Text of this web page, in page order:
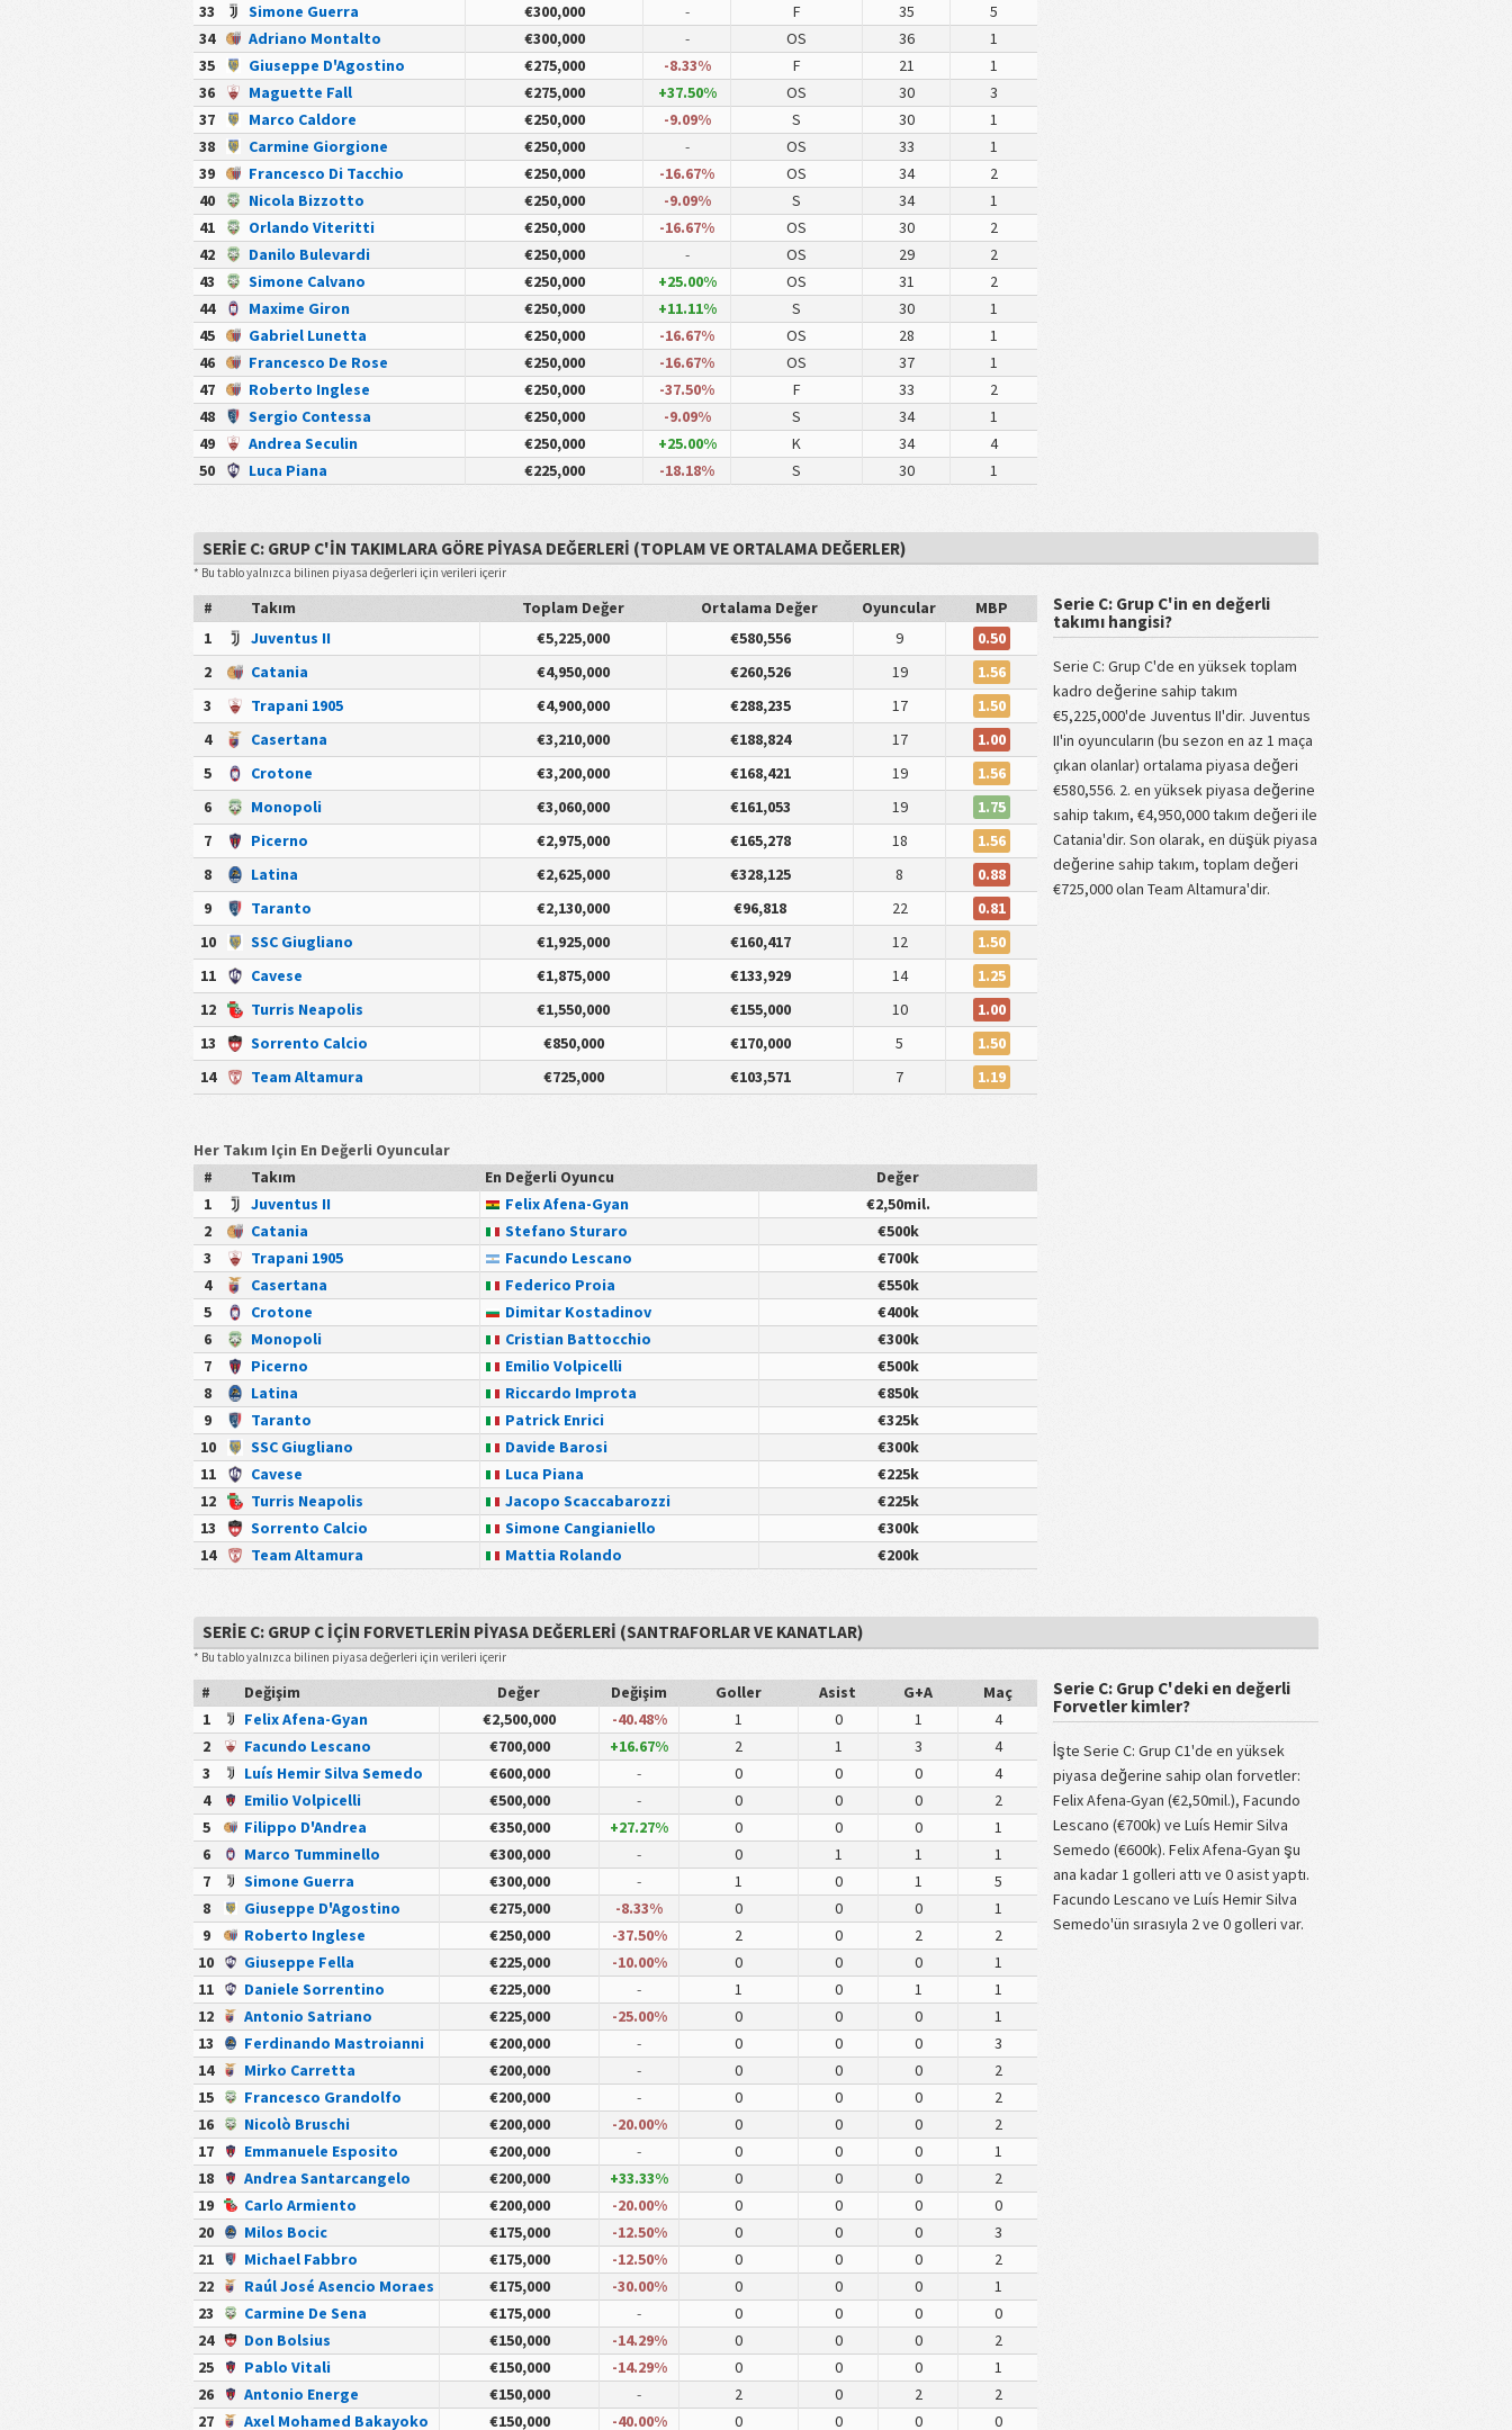
33
Simone Guerra €300,000 - F 35
5
34
Adriano Montalto €300,000 - OS 36
1
35
Giuseppe D'Agostino €275,000 -8.33% F 21
1
36
Maguette Fall €275,000 +37.50% OS 30
3
37
Marco Caldore €250,000 -9.09% S 30
1
38
Carmine Giorgione €250,000 - OS 33
1
39
Francesco Di Tacchio €250,000 -16.67% OS 34
2
40
Nicola Bizzotto €250,000 -9.09% S 34
1
41
Orlando Viteritti €250,000 -16.67% OS 30
2
42
Danilo Bulevardi €250,000 - OS 29
2
43
Simone Calvano €250,000 +25.00% OS 31
2
44
Maxime Giron €250,000 +11.11% S 30
1
45
Gabriel Lunetta €250,000 -16.67% OS 28
1
46
Francesco De Rose €250,000 -16.67% OS 37
1
47
Roberto Inglese €250,000 -37.50% F 33
2
48
Sergio Contessa €250,000 -9.09% S 34
1
49
Andrea Seculin €250,000 +25.00% K 34
4
50
Luca Piana €225,000 -18.18% S 30 1
SERIE C: GRUP C'IN TAKIMLARA GÖRE PIYASA DEĞERLERI (TOPLAM VE ORTALAMA DEĞERLER)
* Bu tablo yalnızca bilinen piyasa değerleri için verileri içerir
# Takım Toplam Değer Ortalama Değer Oyuncular
MBP
1
Juventus II €5,225,000 €580,556 9
0.50
2
Catania €4,950,000 €260,526 19
1.56
3
Trapani 1905 €4,900,000 €288,235 17
1.50
4
Casertana €3,210,000 €188,824 17
1.00
5
Crotone €3,200,000 €168,421 19
1.56
6
Monopoli €3,060,000 €161,053 19
1.75
7
Picerno €2,975,000 €165,278 18
1.56
8
Latina €2,625,000 €328,125 8
0.88
9
Taranto €2,130,000 €96,818 22
0.81
10
SSC Giugliano €1,925,000 €160,417 12
1.50
11
Cavese €1,875,000 €133,929 14
1.25
12
Turris Neapolis €1,550,000 €155,000 10
1.00
13
Sorrento Calcio €850,000 €170,000 5
1.50
14
Team Altamura €725,000 €103,571 7 1.19
Her Takım Için En Değerli Oyuncular
#
Takım En Değerli Oyuncu
Değer
1
Juventus II Felix Afena-Gyan
€2,50mil.
2
Catania Stefano Sturaro
€500k
3
Trapani 1905 Facundo Lescano
€700k
4
Casertana Federico Proia
€550k
5
Crotone Dimitar Kostadinov
€400k
6
Monopoli Cristian Battocchio
€300k
7
Picerno Emilio Volpicelli
€500k
8
Latina Riccardo Improta
€850k
9
Taranto Patrick Enrici
€325k
10
SSC Giugliano Davide Barosi
€300k
11
Cavese Luca Piana
€225k
12
Turris Neapolis Jacopo Scaccabarozzi
€225k
13
Sorrento Calcio Simone Cangianiello
€300k
14
Team Altamura Mattia Rolando €200k
Serie C: Grup C'in en değerli
takımı hangisi?
Serie C: Grup C'de en yüksek toplam
kadro değerine sahip takım
€5,225,000'de Juventus II'dir. Juventus
II'in oyuncuların (bu sezon en az 1 maça
çıkan olanlar) ortalama piyasa değeri
€580,556. 2. en yüksek piyasa değerine
sahip takım, €4,950,000 takım değeri ile
Catania'dir. Son olarak, en düşük piyasa
değerine sahip takım, toplam değeri
€725,000 olan Team Altamura'dir.
SERIE C: GRUP C IÇIN FORVETLERIN PIYASA DEĞERLERI (SANTRAFORLAR VE KANATLAR)
* Bu tablo yalnızca bilinen piyasa değerleri için verileri içerir
# Değişim Değer Değişim Goller Asist G+A
Maç
1
Felix Afena-Gyan €2,500,000 -40.48% 1 0 1
4
2
Facundo Lescano €700,000 +16.67% 2 1 3
4
3
Luís Hemir Silva Semedo €600,000 - 0 0 0
4
4
Emilio Volpicelli €500,000 - 0 0 0
2
5
Filippo D'Andrea €350,000 +27.27% 0 0 0
1
6
Marco Tumminello €300,000 - 0 1 1
1
7
Simone Guerra €300,000 - 1 0 1
5
8
Giuseppe D'Agostino €275,000 -8.33% 0 0 0
1
9
Roberto Inglese €250,000 -37.50% 2 0 2
2
10
Giuseppe Fella €225,000 -10.00% 0 0 0
1
11
Daniele Sorrentino €225,000 - 1 0 1
1
12
Antonio Satriano €225,000 -25.00% 0 0 0
1
13
Ferdinando Mastroianni €200,000 - 0 0 0
3
14
Mirko Carretta €200,000 - 0 0 0
2
15
Francesco Grandolfo €200,000 - 0 0 0
2
16
Nicolò Bruschi €200,000 -20.00% 0 0 0
2
17
Emmanuele Esposito €200,000 - 0 0 0
1
18
Andrea Santarcangelo €200,000 +33.33% 0 0 0
2
19
Carlo Armiento €200,000 -20.00% 0 0 0
0
20
Milos Bocic €175,000 -12.50% 0 0 0
3
21
Michael Fabbro €175,000 -12.50% 0 0 0
2
22
Raúl José Asencio Moraes €175,000 -30.00% 0 0 0
1
23
Carmine De Sena €175,000 - 0 0 0
0
24
Don Bolsius €150,000 -14.29% 0 0 0
2
25
Pablo Vitali €150,000 -14.29% 0 0 0
1
26
Antonio Energe €150,000 - 2 0 2
2
27
Axel Mohamed Bakayoko €150,000 -40.00% 0 0 0 0
Serie C: Grup C'deki en değerli
Forvetler kimler?
İşte Serie C: Grup C1'de en yüksek
piyasa değerine sahip olan forvetler:
Felix Afena-Gyan (€2,50mil.), Facundo
Lescano (€700k) ve Luís Hemir Silva
Semedo (€600k). Felix Afena-Gyan şu
ana kadar 1 golleri attı ve 0 asist yaptı.
Facundo Lescano ve Luís Hemir Silva
Semedo'ün sırasıyla 2 ve 0 golleri var.